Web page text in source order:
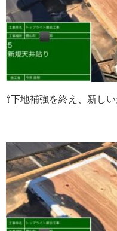
⇧下地補強を終え、 新し